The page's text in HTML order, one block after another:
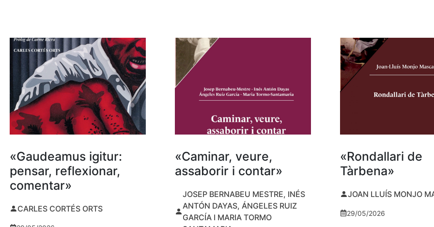
«Gaudeamus igitur:
pensar, reflexionar,
comentar»
CARLES CORTÉS ORTS
«Caminar, veure,
assaborir i contar»
JOSEP BERNABEU MESTRE, INÉS
ANTÓN DAYAS, ÁNGELES RUIZ
GARCÍA I MARIA TORMO
«Rondallari de
Tàrbena»
JOAN LLUÍS MONJO
29/05/2026